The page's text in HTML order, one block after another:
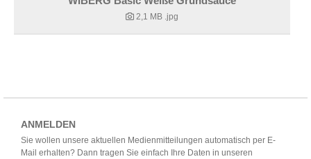
2,1 MB .jpg
ANMELDEN
Sie wollen unsere aktuellen Medienmitteilungen automatisch per E-
Mail erhalten? Dann tragen Sie einfach Ihre Daten in unseren